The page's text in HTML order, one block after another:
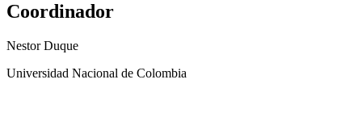
Coordinador
Nestor Duque
Universidad Nacional de Colombia